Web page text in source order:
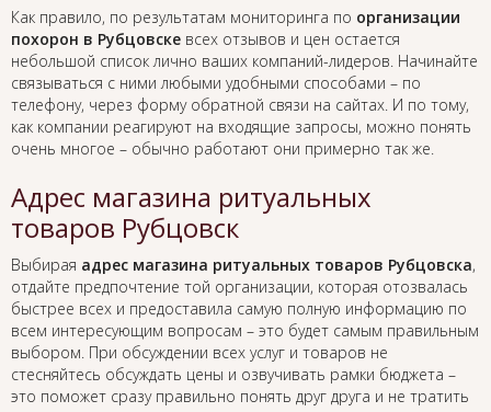
Как правило, по результатам мониторинга по организации
похорон в Рубцовске всех отзывов и цен остается
небольшой список лично ваших компаний-лидеров. Начинайте
связываться с ними любыми удобными способами – по
телефону, через форму обратной связи на сайтах. И по тому,
как компании реагируют на входящие запросы, можно понять
очень многое – обычно работают они примерно так же.
Адрес магазина ритуальных
товаров Рубцовск
Выбирая адрес магазина ритуальных товаров Рубцовска,
отдайте предпочтение той организации, которая отозвалась
быстрее всех и предоставила самую полную информацию по
всем интересующим вопросам – это будет самым правильным
выбором. При обсуждении всех услуг и товаров не
стесняйтесь обсуждать цены и озвучивать рамки бюджета –
это поможет сразу правильно понять друг друга и не тратить